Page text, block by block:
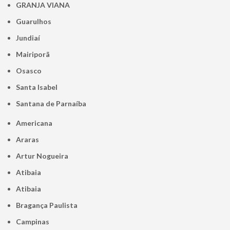
GRANJA VIANA
Guarulhos
Jundiaí
Mairiporã
Osasco
Santa Isabel
Santana de Parnaíba
Americana
Araras
Artur Nogueira
Atibaia
Atibaia
Bragança Paulista
Campinas